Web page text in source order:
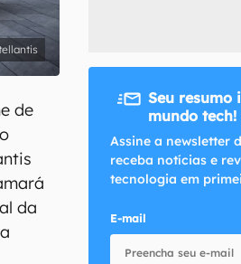
de
da
Seu resumo
mundo tech!
Assine a newsletter
receba notícias e
tecnologia em
E-mail